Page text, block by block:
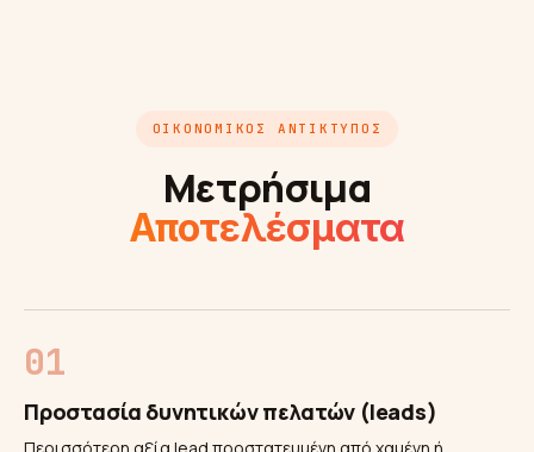
ΟΙΚΟΝΟΜΙΚΌΣ ΑΝΤΊΚΤΥΠΟΣ
Μετρήσιμα
Αποτελέσματα
Προστασία δυνητικών πελατών (leads)